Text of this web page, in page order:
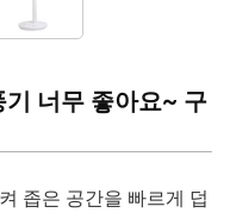
너무 좋아요~ 구
좁은 공간을 빠르게 덥